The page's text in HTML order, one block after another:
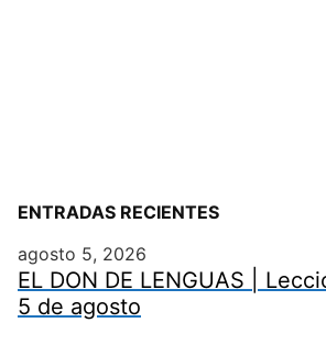
ENTRADAS RECIENTES
agosto 5, 2026
EL DON DE LENGUAS |
5 de agosto